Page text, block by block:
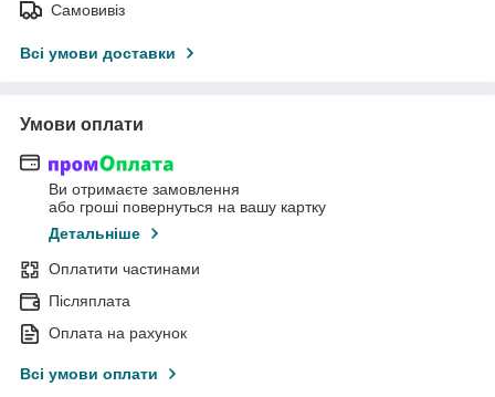
Самовивіз
Всі умови доставки
Умови оплати
Ви отримаєте замовлення
або гроші повернуться на вашу картку
Детальніше
Оплатити частинами
Післяплата
Оплата на рахунок
Всі умови оплати